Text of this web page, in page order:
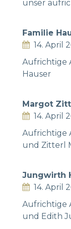
unser
Familie
14. April
Aufrichtige
Hauser
Margot
14. April
Aufrichtige
und Zitterl
Jungwirth
14. April
Aufrichtige
und Edith